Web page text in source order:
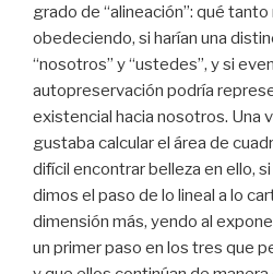
grado de “alineación”: qué
obedeciendo, si harían una
“nosotros” y “ustedes”, y si
autopreservación podría
existencial hacia nosotros. Una
gustaba calcular el área de
difícil encontrar belleza en ello,
dimos el paso de lo lineal a lo
dimensión más, yendo al
un primer paso en los tres que